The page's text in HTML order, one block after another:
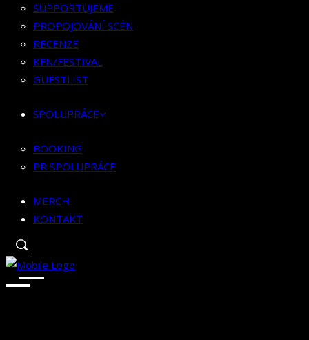
SPOLUPRÁCE
BOOKING
PR SPOLUPRÁCE
MERCH
SUPPORTUJEME
PROPOJOVÁNÍ SCÉN
RECENZE
KFN/FESTIVAL
GUESTLIST
SPOLUPRÁCE
BOOKING
PR SPOLUPRÁCE
MERCH
KONTAKT